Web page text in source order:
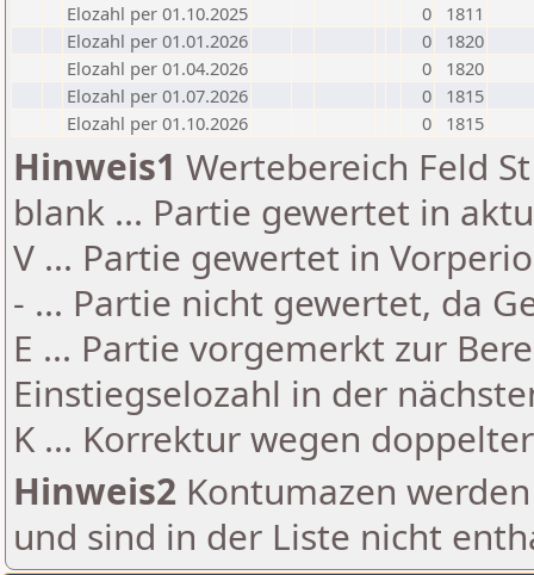
Elozahl per 01.10.2025
0
1811
Elozahl per 01.01.2026
0
1820
Elozahl per 01.04.2026
0
1820
Elozahl per 01.07.2026
0
1815
Elozahl per 01.10.2026
0 1815
Hinweis1 Wertebereich Feld
blank ... Partie gewertet in
V ... Partie gewertet in
- ... Partie nicht gewertet, da
E ... Partie vorgemerkt zur
Einstiegselozahl in der
K ... Korrektur wegen
Hinweis2 Kontumazen
und sind in der Liste nicht